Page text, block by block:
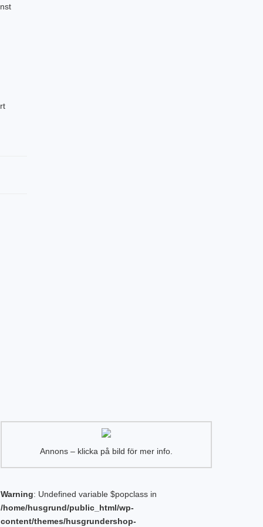
Annons – klicka på bild för mer info.
Warning: Undefined variable $popclass in
/home/husgrund/public_html/wp-
content/themes/husgrundershop-